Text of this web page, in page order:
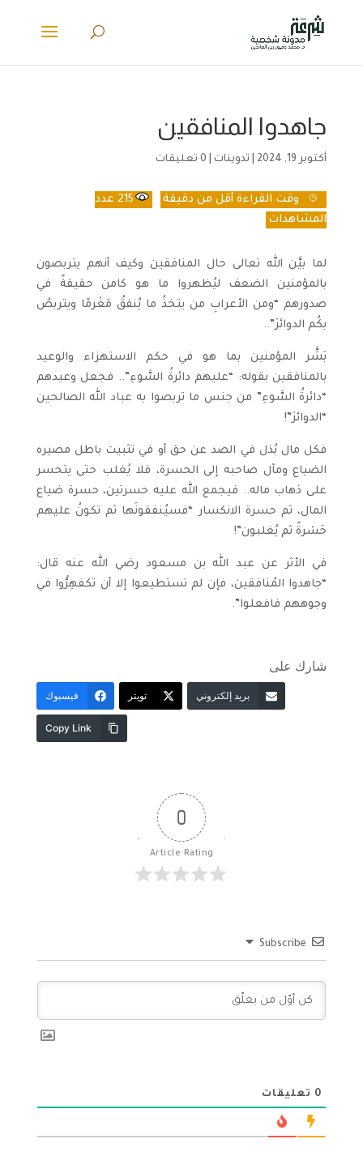
جاهدوا المنافقين
أكتوبر 19, 2024 تدوينات| 0 تعليقات
وقت القراءةأقل من دقيقة 215 عدد
المشاهدات
لما بيَّن الله تعالى حال المنافقين وكيف أنهم يتربصون
بالمؤمنين الضعف ليُظهروا ما هو كامن حقيقةً في
صدورهم “ومن الأعرابِ من يتخذُ ما يُنفقُ مَغْرمًا ويتربصُ
بكُم الدوائرَ”..
‏بَشَّر المؤمنين بما هو في حكم الاستهزاء والوعيد
بالمنافقين بقوله: “عليهم دائرةُ السَّوءِ”.. فجعل وعيدهم
“دائرةُ السَّوءِ” من جنس ما تربصوا به عباد الله الصالحين
“الدوائرَ”!
فكل مال بُذل في الصد عن حق أو في تثبيت باطل مصيره
الضياع ومآل صاحبه إلى الحسرة، فلا يُغلب حتى يتحسر
على ذهاب ماله.. فيجمع الله عليه حسرتين، حسرة ضياع
المال، ثم حسرة الانكسار “فسيُنفقونَها ثم تكونُ عليهم
حَسْرةً ثم يُغلبون”!
في الأثر عن عبد الله بن مسعود رضي الله عنه قال:
“جاهدوا المُنافقين، فإن لم تستطيعوا إلا أن تكفهِرُّوا في
وجوههم فافعلوا”.
شارك على
فيسبوك تويتر بريد إلكتروني
Copy Link
0
Article Rating
Subscribe
0 تعليقات